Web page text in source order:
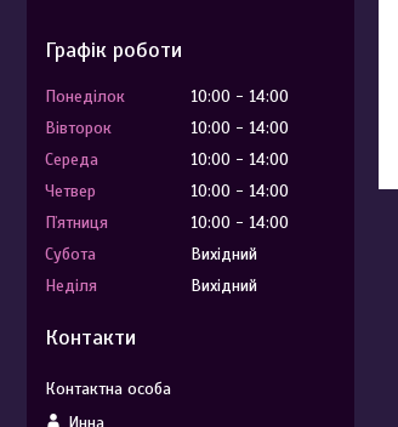
Графік роботи
Понеділок 10:00
14:00
Вівторок
10:00
14:00
Середа
10:00
14:00
Четвер
10:00
14:00
Пʼятниця
10:00
14:00
Субота
Вихідний
Неділя
Вихідний
Контакти
Инна